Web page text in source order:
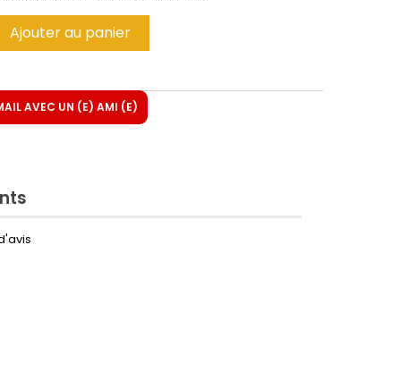
Ajouter au panier
AVEC UN (E) AMI (E)